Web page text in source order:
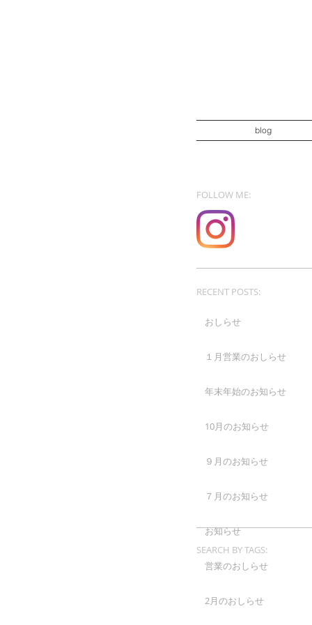
blog
SEARCH BY TAGS:
おしらせ
１月営業のおしらせ
年末年始のお知らせ
10月のお知らせ
９月のお知らせ
７月のお知らせ
お知らせ
営業のおしらせ
2月のおしらせ
RECENT POSTS:
FOLLOW ME: